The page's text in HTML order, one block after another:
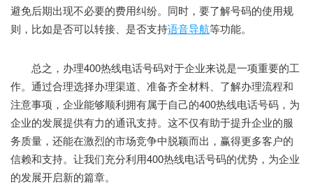
避免后期出现不必要的费用纠纷。同时，要了解号码的使用规
则，比如是否可以转接、是否支持语音导航等功能。
总之，办理400热线电话号码对于企业来说是一项重要的工
作。通过合理选择办理渠道、准备齐全材料、了解办理流程和
注意事项，企业能够顺利拥有属于自己的400热线电话号码，为
企业的发展提供有力的通讯支持。这不仅有助于提升企业的服
务质量，还能在激烈的市场竞争中脱颖而出，赢得更多客户的
信赖和支持。让我们充分利用400热线电话号码的优势，为企业
的发展开启新的篇章。